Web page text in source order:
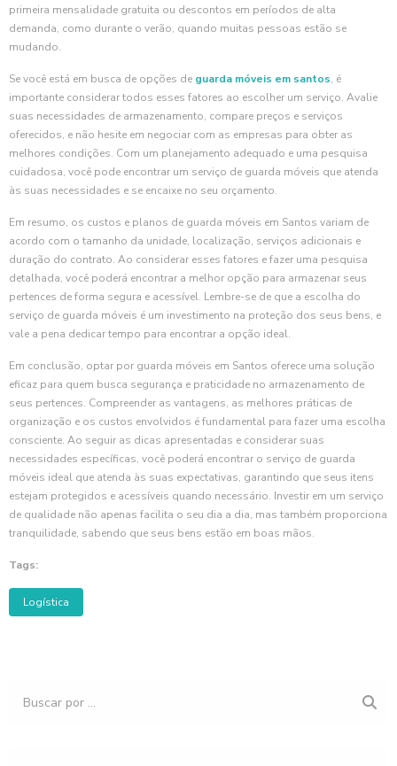
primeira mensalidade gratuita ou descontos em períodos de alta
demanda, como durante o verão, quando muitas pessoas estão se
mudando.
Se você está em busca de opções de guarda móveis em santos, é
importante considerar todos esses fatores ao escolher um serviço. Avalie
suas necessidades de armazenamento, compare preços e serviços
oferecidos, e não hesite em negociar com as empresas para obter as
melhores condições. Com um planejamento adequado e uma pesquisa
cuidadosa, você pode encontrar um serviço de guarda móveis que atenda
às suas necessidades e se encaixe no seu orçamento.
Em resumo, os custos e planos de guarda móveis em Santos variam de
acordo com o tamanho da unidade, localização, serviços adicionais e
duração do contrato. Ao considerar esses fatores e fazer uma pesquisa
detalhada, você poderá encontrar a melhor opção para armazenar seus
pertences de forma segura e acessível. Lembre-se de que a escolha do
serviço de guarda móveis é um investimento na proteção dos seus bens, e
vale a pena dedicar tempo para encontrar a opção ideal.
Em conclusão, optar por guarda móveis em Santos oferece uma solução
eficaz para quem busca segurança e praticidade no armazenamento de
seus pertences. Compreender as vantagens, as melhores práticas de
organização e os custos envolvidos é fundamental para fazer uma escolha
consciente. Ao seguir as dicas apresentadas e considerar suas
necessidades específicas, você poderá encontrar o serviço de guarda
móveis ideal que atenda às suas expectativas, garantindo que seus itens
estejam protegidos e acessíveis quando necessário. Investir em um serviço
de qualidade não apenas facilita o seu dia a dia, mas também proporciona
tranquilidade, sabendo que seus bens estão em boas mãos.
Tags:
Logística